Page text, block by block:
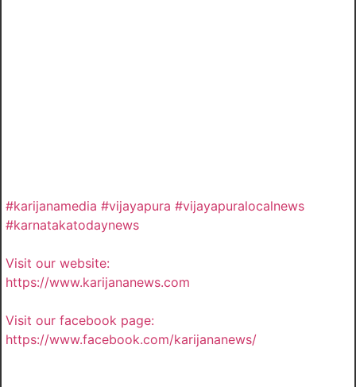
#karijanamedia #vijayapura #vijayapuralocalnews
#karnatakatodaynews
Visit our website:
https://www.karijananews.com
Visit our facebook page:
https://www.facebook.com/karijananews/